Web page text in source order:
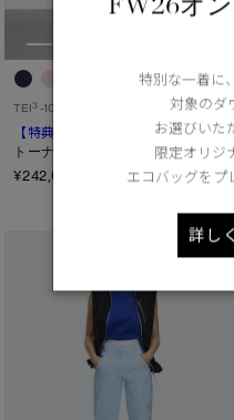
TEI3 -10°C / -20°C
【特典対象】
シェルバーン パーカ
トーナル ディスク
¥242,000（tax in）
特別な一着に
対象のダ
お選びいた
限定オリジ
エコバッグをプ
詳し